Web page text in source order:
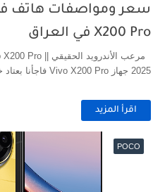
X200 Pro في العراق
2025 جهاز Vivo X200 Pro فاجأنا بعتاد خارق ومعالج مختلف عن بقية ال...
اقرأ المزيد
POCO